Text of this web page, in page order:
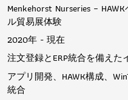
Menkehorst Nurseries –
ル貿易展体験
2020年 - 現在
注文登録とERP統合を備えた
アプリ開発、HAWK構成、
統合